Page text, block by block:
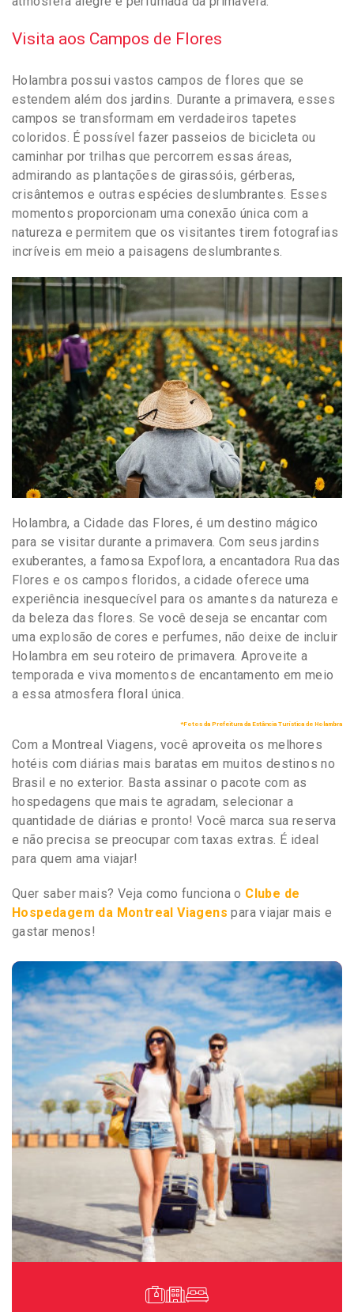
Visita aos Campos de Flores
Holambra possui vastos campos de flores que se
estendem além dos jardins. Durante a primavera, esses
campos se transformam em verdadeiros tapetes
coloridos. É possível fazer passeios de bicicleta ou
caminhar por trilhas que percorrem essas áreas,
admirando as plantações de girassóis, gérberas,
crisântemos e outras espécies deslumbrantes. Esses
momentos proporcionam uma conexão única com a
natureza e permitem que os visitantes tirem fotografias
incríveis em meio a paisagens deslumbrantes.
Holambra, a Cidade das Flores, é um destino mágico
para se visitar durante a primavera. Com seus jardins
exuberantes, a famosa Expoflora, a encantadora Rua das
Flores e os campos floridos, a cidade oferece uma
experiência inesquecível para os amantes da natureza e
da beleza das flores. Se você deseja se encantar com
uma explosão de cores e perfumes, não deixe de incluir
Holambra em seu roteiro de primavera. Aproveite a
temporada e viva momentos de encantamento em meio
a essa atmosfera floral única.
*Fotos da Prefeitura da Estância Turística de Holambra
Com a Montreal Viagens, você aproveita os melhores
hotéis com diárias mais baratas em muitos destinos no
Brasil e no exterior. Basta assinar o pacote com as
hospedagens que mais te agradam, selecionar a
quantidade de diárias e pronto! Você marca sua reserva
e não precisa se preocupar com taxas extras. É ideal
para quem ama viajar!
Quer saber mais? Veja como funciona o Clube de
Hospedagem da Montreal Viagens para viajar mais e
gastar menos!